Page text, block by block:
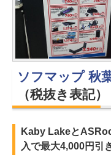
ソフマップ 秋
（税抜き表記）
Kaby Lakeと
入で最大4,000円引